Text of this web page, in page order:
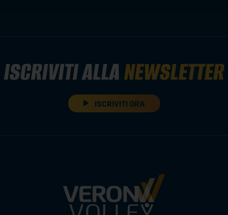
ISCRIVITI ALLANEWSLETTER
ISCRIVITI ORA